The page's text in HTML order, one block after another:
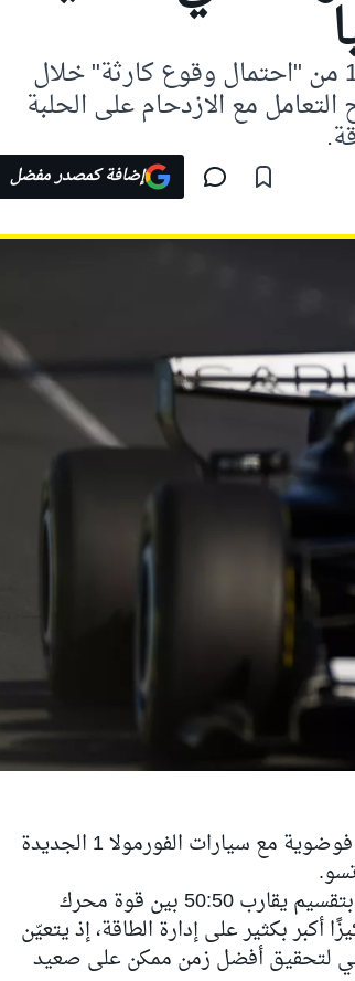
حذّرت عدّة شخصيات في حظيرة الفورمولا 1 من "احتمال وقوع كارثة" خلال
2026، إذ قد يصبح التعامل مع الازدحام على الحلبة
إضافة كمصدر مفضل
قد تصبح حصّة التصفيات ضمن جائزة أستراليا الكبرى فوضوية مع سيارات الفورمولا 1 الجديدة
وتتميّز وحدات الطاقة المُعاد تصميمها في الفورمولا 1 بتقسيم يقارب 50:50 بين قوة محرك
أكبر بكثير على إدارة الطاقة، إذ يتعيّن
لتحقيق أفضل زمن ممكن على صعيد